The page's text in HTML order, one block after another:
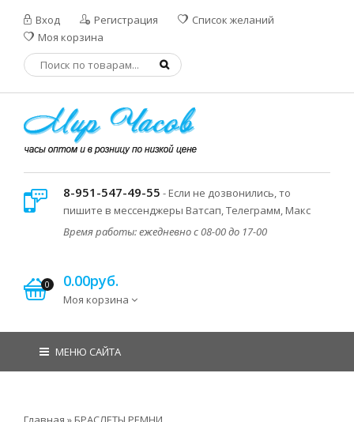
Вход Регистрация
Список желаний
Моя корзина
8-951-547-49-55 - Если не дозвонились, то
пишите в мессенджеры Ватсап, Телеграмм, Макс
Время работы: ежедневно с 08-00 до 17-00
0 0.00руб.
Моя корзина
МЕНЮ САЙТА